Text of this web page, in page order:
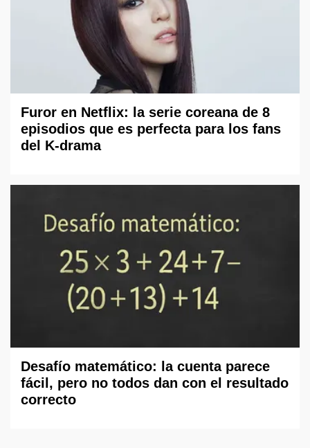
Furor en Netflix: la serie coreana de 8
episodios que es perfecta para los fans
del K-drama
Desafío matemático: la cuenta parece
fácil, pero no todos dan con el resultado
correcto